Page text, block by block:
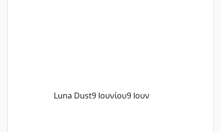
Luna Dust9 Ιουνίου9 Ιουν